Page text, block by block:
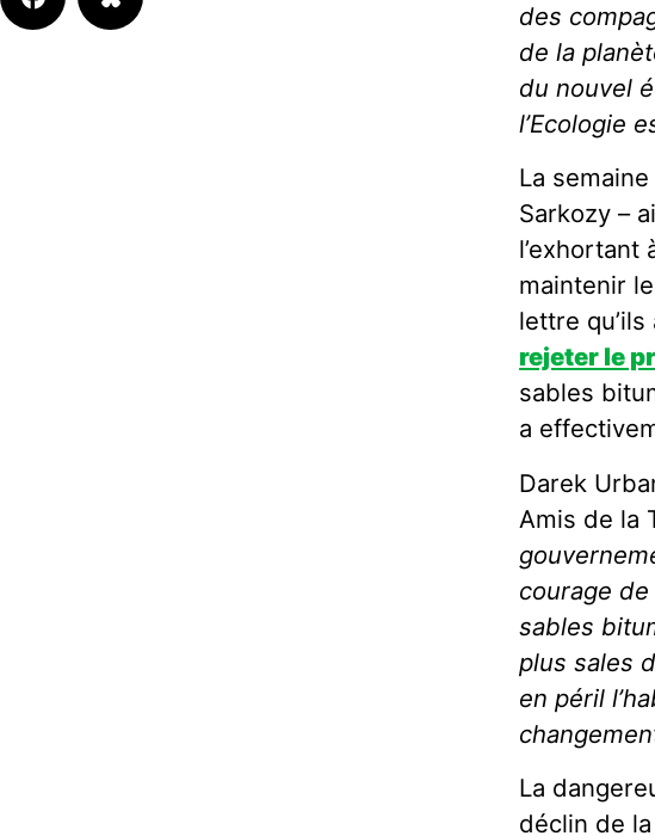
des
de la
du nouvel
l’Ecologie
La
Sarkozy –
maintenir
lettre
rejeter le
sables
a
Darek
Amis de la
courage
sables
plus sales
en péril
La
déclin de